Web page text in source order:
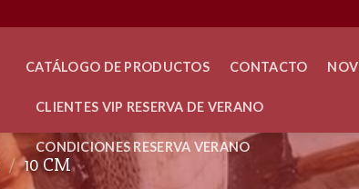
CATÁLOGO DE PRODUCTOS CONTACTO
CLIENTES VIP RESERVA DE VERANO
CONDICIONES RESERVA VERANO
/ 10 CM